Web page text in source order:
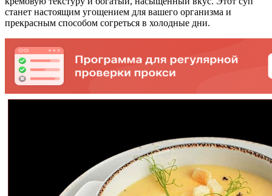
станет настоящим угощением для вашего организма и
прекрасным способом согреться в холодные дни.